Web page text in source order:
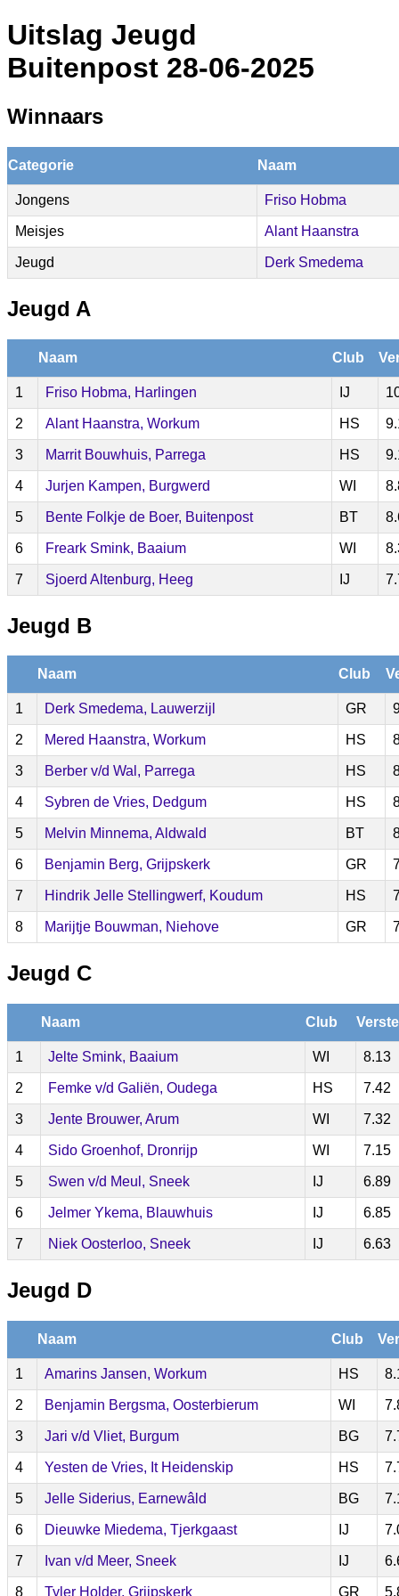
Uitslag Jeugd
Buitenpost 28-06-2025
Winnaars
Categorie Naam
Jongens Friso Hobma
Meisjes Alant Haanstra
Jeugd Derk Smedema
Jeugd A
Naam Club
1 Friso Hobma, Harlingen IJ
2 Alant Haanstra, Workum HS
3 Marrit Bouwhuis, Parrega HS
4 Jurjen Kampen, Burgwerd WI
5 Bente Folkje de Boer, Buitenpost BT
6 Freark Smink, Baaium WI
7 Sjoerd Altenburg, Heeg IJ
Jeugd B
Naam Club
1 Derk Smedema, Lauwerzijl GR
2 Mered Haanstra, Workum HS
3 Berber v/d Wal, Parrega HS
4 Sybren de Vries, Dedgum HS
5 Melvin Minnema, Aldwald BT
6 Benjamin Berg, Grijpskerk GR
7 Hindrik Jelle Stellingwerf, Koudum HS
8 Marijtje Bouwman, Niehove GR
Jeugd C
Naam Club Verste
1 Jelte Smink, Baaium WI 8.13
2 Femke v/d Galiën, Oudega HS 7.42
3 Jente Brouwer, Arum WI 7.32
4 Sido Groenhof, Dronrijp WI 7.15
5 Swen v/d Meul, Sneek IJ 6.89
6 Jelmer Ykema, Blauwhuis IJ 6.85
7 Niek Oosterloo, Sneek IJ 6.63
Jeugd D
Naam Club
1 Amarins Jansen, Workum HS
2 Benjamin Bergsma, Oosterbierum WI
3 Jari v/d Vliet, Burgum BG
4 Yesten de Vries, It Heidenskip HS
5 Jelle Siderius, Earnewâld BG
6 Dieuwke Miedema, Tjerkgaast IJ
7 Ivan v/d Meer, Sneek IJ
8 Tyler Holder, Grijpskerk GR